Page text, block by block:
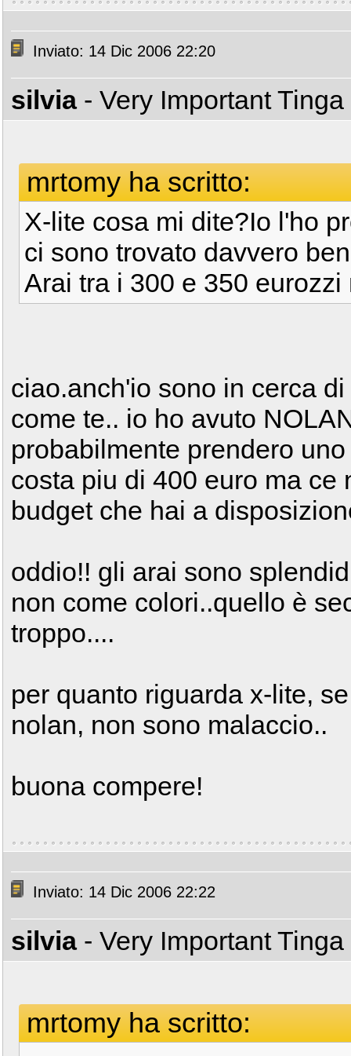
Inviato: 14 Dic 2006 22:20
silvia - Very Important Tinga
mrtomy ha scritto:
X-lite cosa mi dite?Io l'ho
ci sono trovato davvero
Arai tra i 300 e 350
ciao.anch'io sono in cerca
come te.. io ho avuto
probabilmente prendero
costa piu di 400 euro ma ce
budget che hai a
oddio!! gli arai sono
non come colori..quello è
troppo....
per quanto riguarda x-lite,
nolan, non sono malaccio..
buona compere!
Inviato: 14 Dic 2006 22:22
silvia - Very Important Tinga
mrtomy ha scritto: